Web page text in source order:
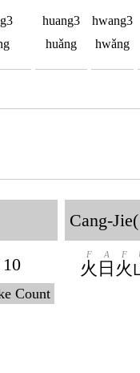
huang3
huǎng
hwang3
hwǎng
10
Count
Cang-Jie(
火
F
日
A
火
F